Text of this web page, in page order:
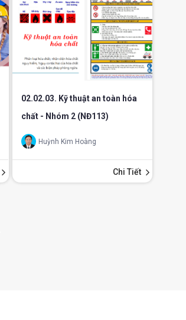
02.02.03. Kỹ thuật an toàn hóa
chất - Nhóm 2 (NĐ113)
Huỳnh Kim Hoàng
Chi Tiết